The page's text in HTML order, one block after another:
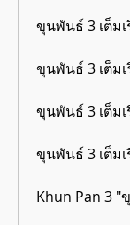
ขุนพันธ์ 3 เต็ม
ขุนพันธ์ 3 เต็มเ
ขุนพันธ์ 3 เต็ม
ขุนพันธ์ 3 เต็ม
Khun Pan 3